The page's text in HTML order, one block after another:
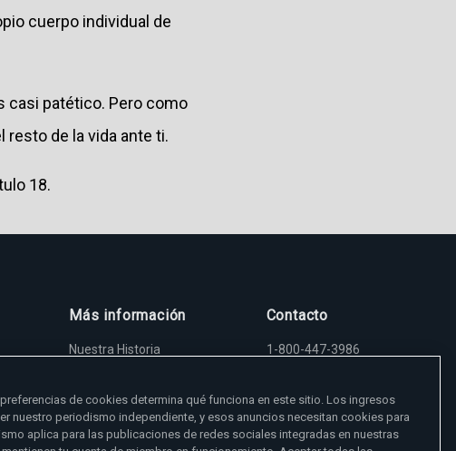
cuerpo individual de
casi patético. Pero como
de la vida ante ti.
18.
Más información
Nuestra Historia
Empleos
EWTN en todas partes
EWTN Apps
Amigos Misioneros
Contacto
1-800-447-3986
viewer@ewtn.com
EIN: 63-0801391
de cookies determina qué funciona en este sitio. Los ingresos
nuestro periodismo independiente, y esos anuncios necesitan cookies para
aplica para las publicaciones de redes sociales integradas en nuestras